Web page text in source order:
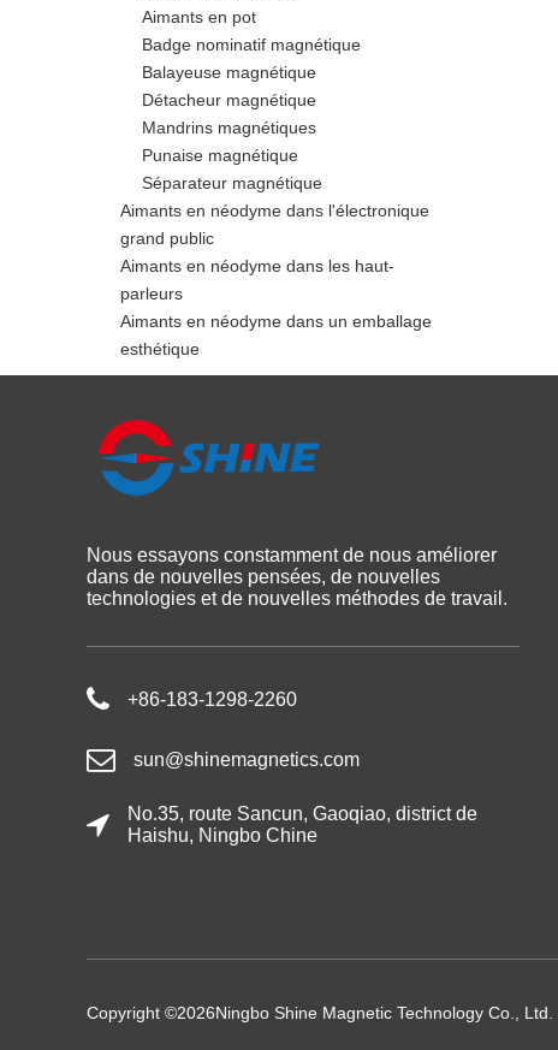
Aimants en pot
Badge nominatif magnétique
Balayeuse magnétique
Détacheur magnétique
Mandrins magnétiques
Punaise magnétique
Séparateur magnétique
Aimants en néodyme dans l'électronique
grand public
Aimants en néodyme dans les haut-
parleurs
Aimants en néodyme dans un emballage
esthétique
Nous essayons constamment de nous améliorer
dans de nouvelles pensées, de nouvelles
technologies et de nouvelles méthodes de travail.
+86-183-1298-2260
sun@shinemagnetics.com
No.35, route Sancun, Gaoqiao, district de
Haishu, Ningbo Chine
Copyright ©2026Ningbo Shine Magnetic Technology Co., Ltd.